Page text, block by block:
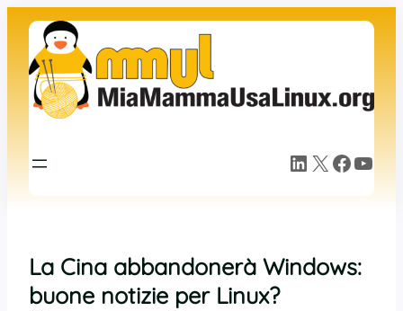
contenuto
LinkedIn X Facebook YouTube
La Cina abbandonerà Windows:
buone notizie per Linux?